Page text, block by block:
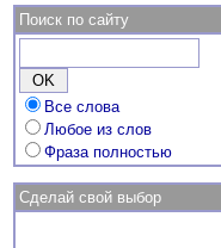
Поиск по сайту
Все слова
Любое из слов
Фраза полностью
Сделай свой выбор